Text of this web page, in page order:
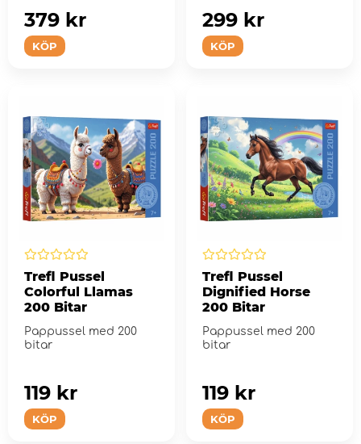
KÖP
379 kr
KÖP
299 kr
Trefl Pussel
Colorful Llamas
200 Bitar
Pappussel med 200
bitar
KÖP
119 kr
Trefl Pussel
Dignified Horse
200 Bitar
Pappussel med 200
bitar
KÖP
119 kr